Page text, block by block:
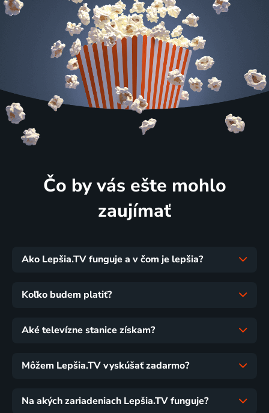
Čo by vás ešte mohlo
zaujímať
Ako Lepšia.TV funguje a v čom je lepšia?
Koľko budem platiť?
Aké televízne stanice získam?
Môžem Lepšia.TV vyskúšať zadarmo?
Na akých zariadeniach Lepšia.TV funguje?